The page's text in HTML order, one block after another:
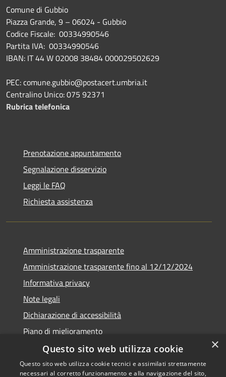
Comune di Gubbio
Piazza Grande, 9 – 06024 - Gubbio
Codice Fiscale: 00334990546
Partita IVA: 00334990546
IBAN: IT 44 W 02008 38484 000029502629
PEC: comune.gubbio@postacert.umbria.it
Centralino Unico: 075 92371
Rubrica telefonica
Prenotazione appuntamento
Segnalazione disservizio
Leggi le FAQ
Richiesta assistenza
Amministrazione trasparente
Amministrazione trasparente fino al 12/12/2024
Informativa privacy
Note legali
Dichiarazione di accessibilità
Piano di miglioramento
×
Questo sito web utilizza cookie
Questo sito web utilizza cookie tecnici e assimilati strettamente
necessari al corretto funzionamento e alla navigazione del sito,